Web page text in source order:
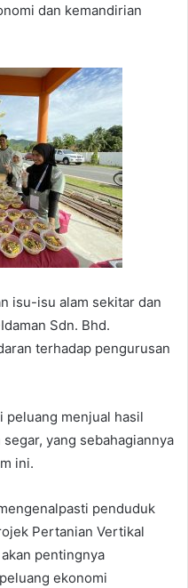
dan kemandirian
isu-isu alam sekitar dan
Sdn. Bhd.
terhadap pengurusan
peluang menjual hasil
yang sebahagiannya
ini.
penduduk
Pertanian Vertikal
pentingnya
ekonomi